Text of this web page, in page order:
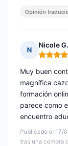
Opinión
N
Nicole G.
Nota: 5
Publicado el 17/
tras una compra
Muy buen
magnífica
formación
parece como
encuentro